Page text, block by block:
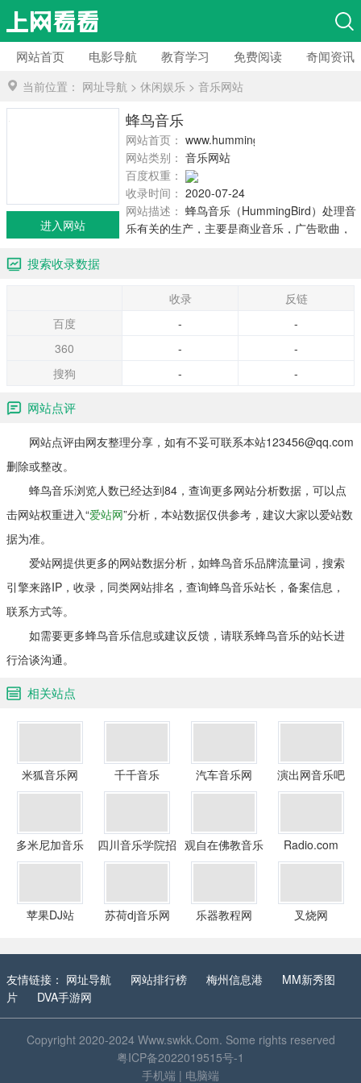
网站首页 电影导航 教育学习 免费阅读 奇闻资讯
当前位置： 网址导航 > 休闲娱乐 > 音乐网站
蜂鸟音乐
网站首页： www.hummingbird.hk
网站类别： 音乐网站
百度权重：
收录时间： 2020-07-24
网站描述： 蜂鸟音乐（HummingBird）处理音
乐有关的生产，主要是商业音乐，广告歌曲，
进入网站
搜索收录数据
收录
反链
百度
-
-
360
-
-
搜狗
- -
网站点评
网站点评由网友整理分享，如有不妥可联系本站123456@qq.com
删除或整改。
蜂鸟音乐浏览人数已经达到84，查询更多网站分析数据，可以点
击网站权重进入“爱站网”分析，本站数据仅供参考，建议大家以爱站数
据为准。
爱站网提供更多的网站数据分析，如蜂鸟音乐品牌流量词，搜索
引擎来路IP，收录，同类网站排名，查询蜂鸟音乐站长，备案信息，
联系方式等。
如需要更多蜂鸟音乐信息或建议反馈，请联系蜂鸟音乐的站长进
行洽谈沟通。
相关站点
米狐音乐网 千千音乐 汽车音乐网 演出网音乐吧
多米尼加音乐
四川音乐学院招
生信息网
观自在佛教音乐
网
Radio.com
苹果DJ站 苏荷dj音乐网 乐器教程网 叉烧网
友情链接： 网址导航 网站排行榜 梅州信息港
MM新秀图
片
DVA手游网
Copyright 2020-2024 Www.swkk.Com. Some rights reserved
粤ICP备2022019515号-1
手机端 | 电脑端